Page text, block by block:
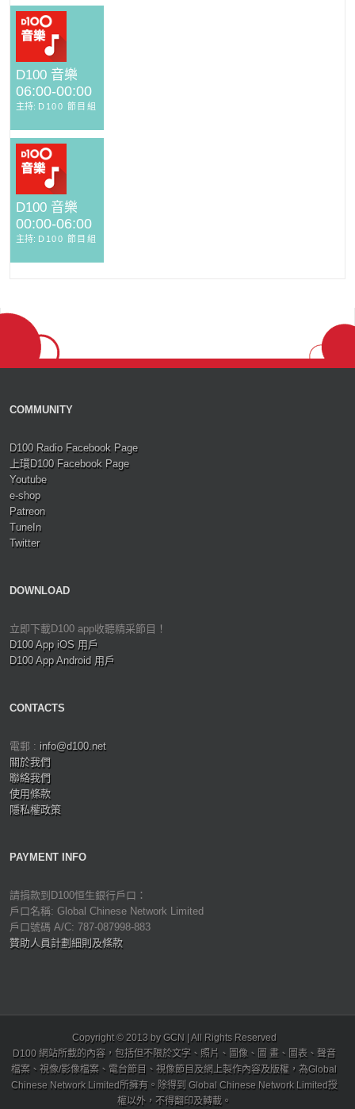
D100 音樂
06:00-00:00
主持: D100 節目組
D100 音樂
00:00-06:00
主持: D100 節目組
COMMUNITY
D100 Radio Facebook Page
上環D100 Facebook Page
Youtube
e-shop
Patreon
TuneIn
Twitter
DOWNLOAD
立即下載D100 app收聽精采節目！
D100 App iOS 用戶
D100 App Android 用戶
CONTACTS
電郵 : info@d100.net
關於我們
聯絡我們
使用條款
隱私權政策
PAYMENT INFO
請捐款到D100恒生銀行戶口：
戶口名稱: Global Chinese Network Limited
戶口號碼 A/C: 787-087998-883
贊助人員計劃細則及條款
Copyright © 2013 by GCN | All Rights Reserved
D100 網站所載的內容，包括但不限於文字、照片、圖像、圖 畫、圖表、聲音
檔案、視像/影像檔案、電台節目、視像節目及網上製作內容及版權，為Global
Chinese Network Limited所擁有。除得到 Global Chinese Network Limited授
權以外，不得翻印及轉載。